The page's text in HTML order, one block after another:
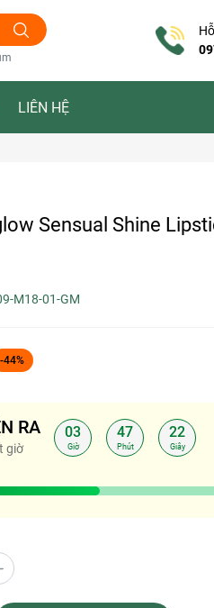
LIÊN HỆ
Sensual Shine
M18-01-GM
-44%
RA
giờ
03
Giờ
47
Phút
21
Giây